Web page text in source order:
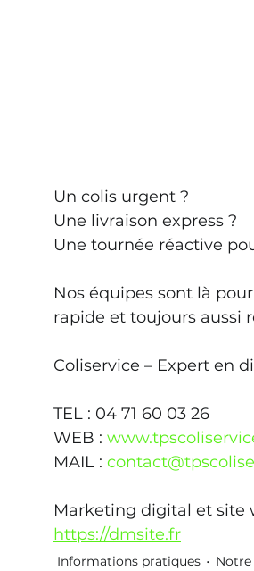
Un colis urgent ?
Une livraison express ?
Une tournée réactive
Nos équipes sont là
rapide et toujours aussi
Coliservice – Expert en
TEL : 04 71 60 03 26
WEB :
MAIL :
Marketing digital et site
https://dmsite.fr
Informations pratiques